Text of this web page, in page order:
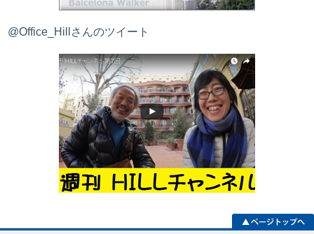
@Office_Hillさんのツイート